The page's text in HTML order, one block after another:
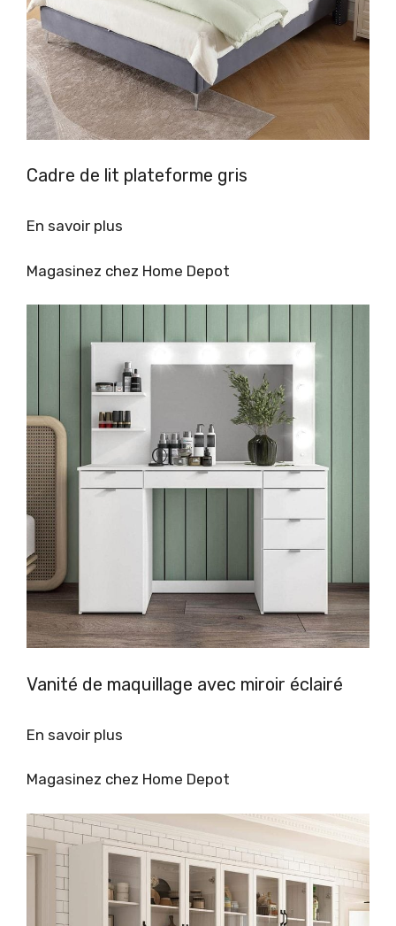
Cadre de lit plateforme gris
En savoir plus
Magasinez chez Home Depot
Vanité de maquillage avec miroir éclairé
En savoir plus
Magasinez chez Home Depot